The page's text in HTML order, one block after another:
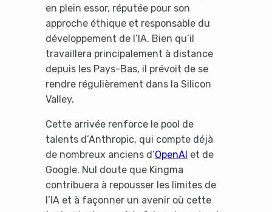
en plein essor, réputée pour son
approche éthique et responsable du
développement de l’IA. Bien qu’il
travaillera principalement à distance
depuis les Pays-Bas, il prévoit de se
rendre régulièrement dans la Silicon
Valley.
Cette arrivée renforce le pool de
talents d’Anthropic, qui compte déjà
de nombreux anciens d’OpenAI et de
Google. Nul doute que Kingma
contribuera à repousser les limites de
l’IA et à façonner un avenir où cette